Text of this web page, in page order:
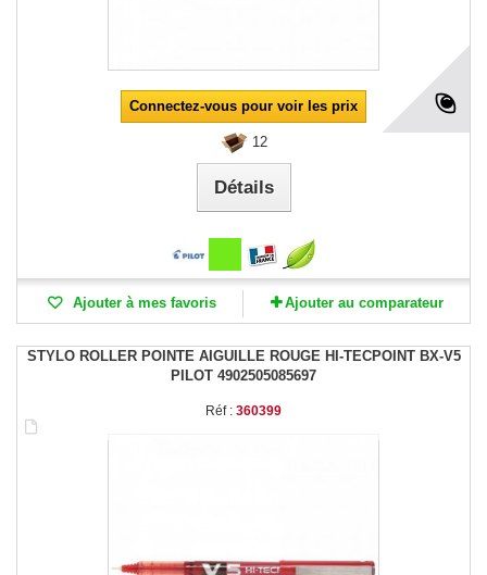
Connectez-vous pour voir les prix
12
Détails
Ajouter à mes favoris Ajouter au comparateur
STYLO ROLLER POINTE AIGUILLE ROUGE HI-TECPOINT BX-V5
PILOT 4902505085697
Réf : 360399